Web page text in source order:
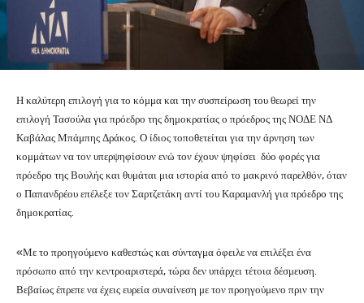
Η καλύτερη επιλογή για το κόμμα και την συσπείρωση του θεωρεί την
επιλογή Τασούλα για πρόεδρο της δημοκρατίας ο πρόεδρος της ΝΟΔΕ ΝΔ
Καβάλας Μπάμπης Δράκος. Ο ίδιος τοποθετείται για την άρνηση των
κομμάτων να τον υπερψηφίσουν ενώ τον έχουν ψηφίσει δύο φορές για
πρόεδρο της Βουλής και θυμάται μια ιστορία από το μακρινό παρελθόν, όταν
ο Παπανδρέου επέλεξε τον Σαρτζετάκη αντί του Καραμανλή για πρόεδρο της
δημοκρατίας.
«Με το προηγούμενο καθεστώς και σύνταγμα όφειλε να επιλέξει ένα
πρόσωπο από την κεντροαριστερά, τώρα δεν υπάρχει τέτοια δέσμευση.
Βεβαίως έπρεπε να έχεις ευρεία συναίνεση με τον προηγούμενο πριν την